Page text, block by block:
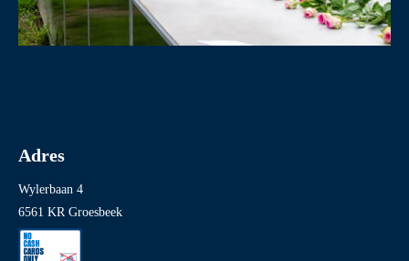
Adres
Wylerbaan 4
6561 KR Groesbeek